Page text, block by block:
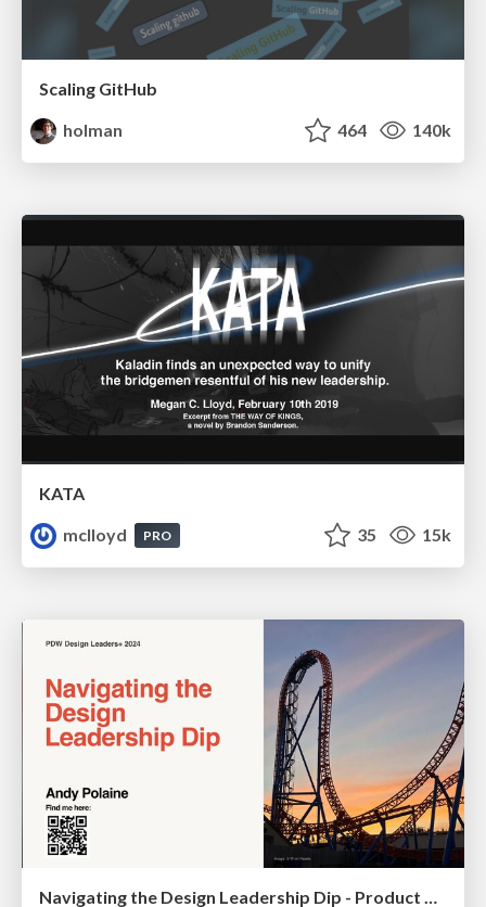
Scaling GitHub
holman
464 140k
KATA
mclloyd
PRO 35 15k
Navigating the Design Leadership Dip - Product Design Week Design Leaders+ Conference 2024